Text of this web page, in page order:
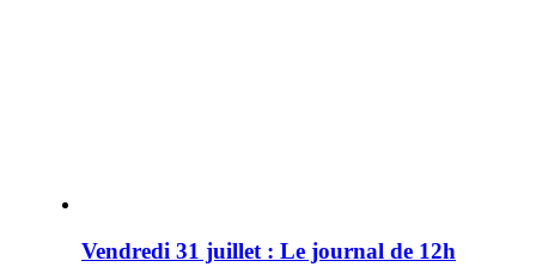
Vendredi 31 juillet : Le journal de 12h